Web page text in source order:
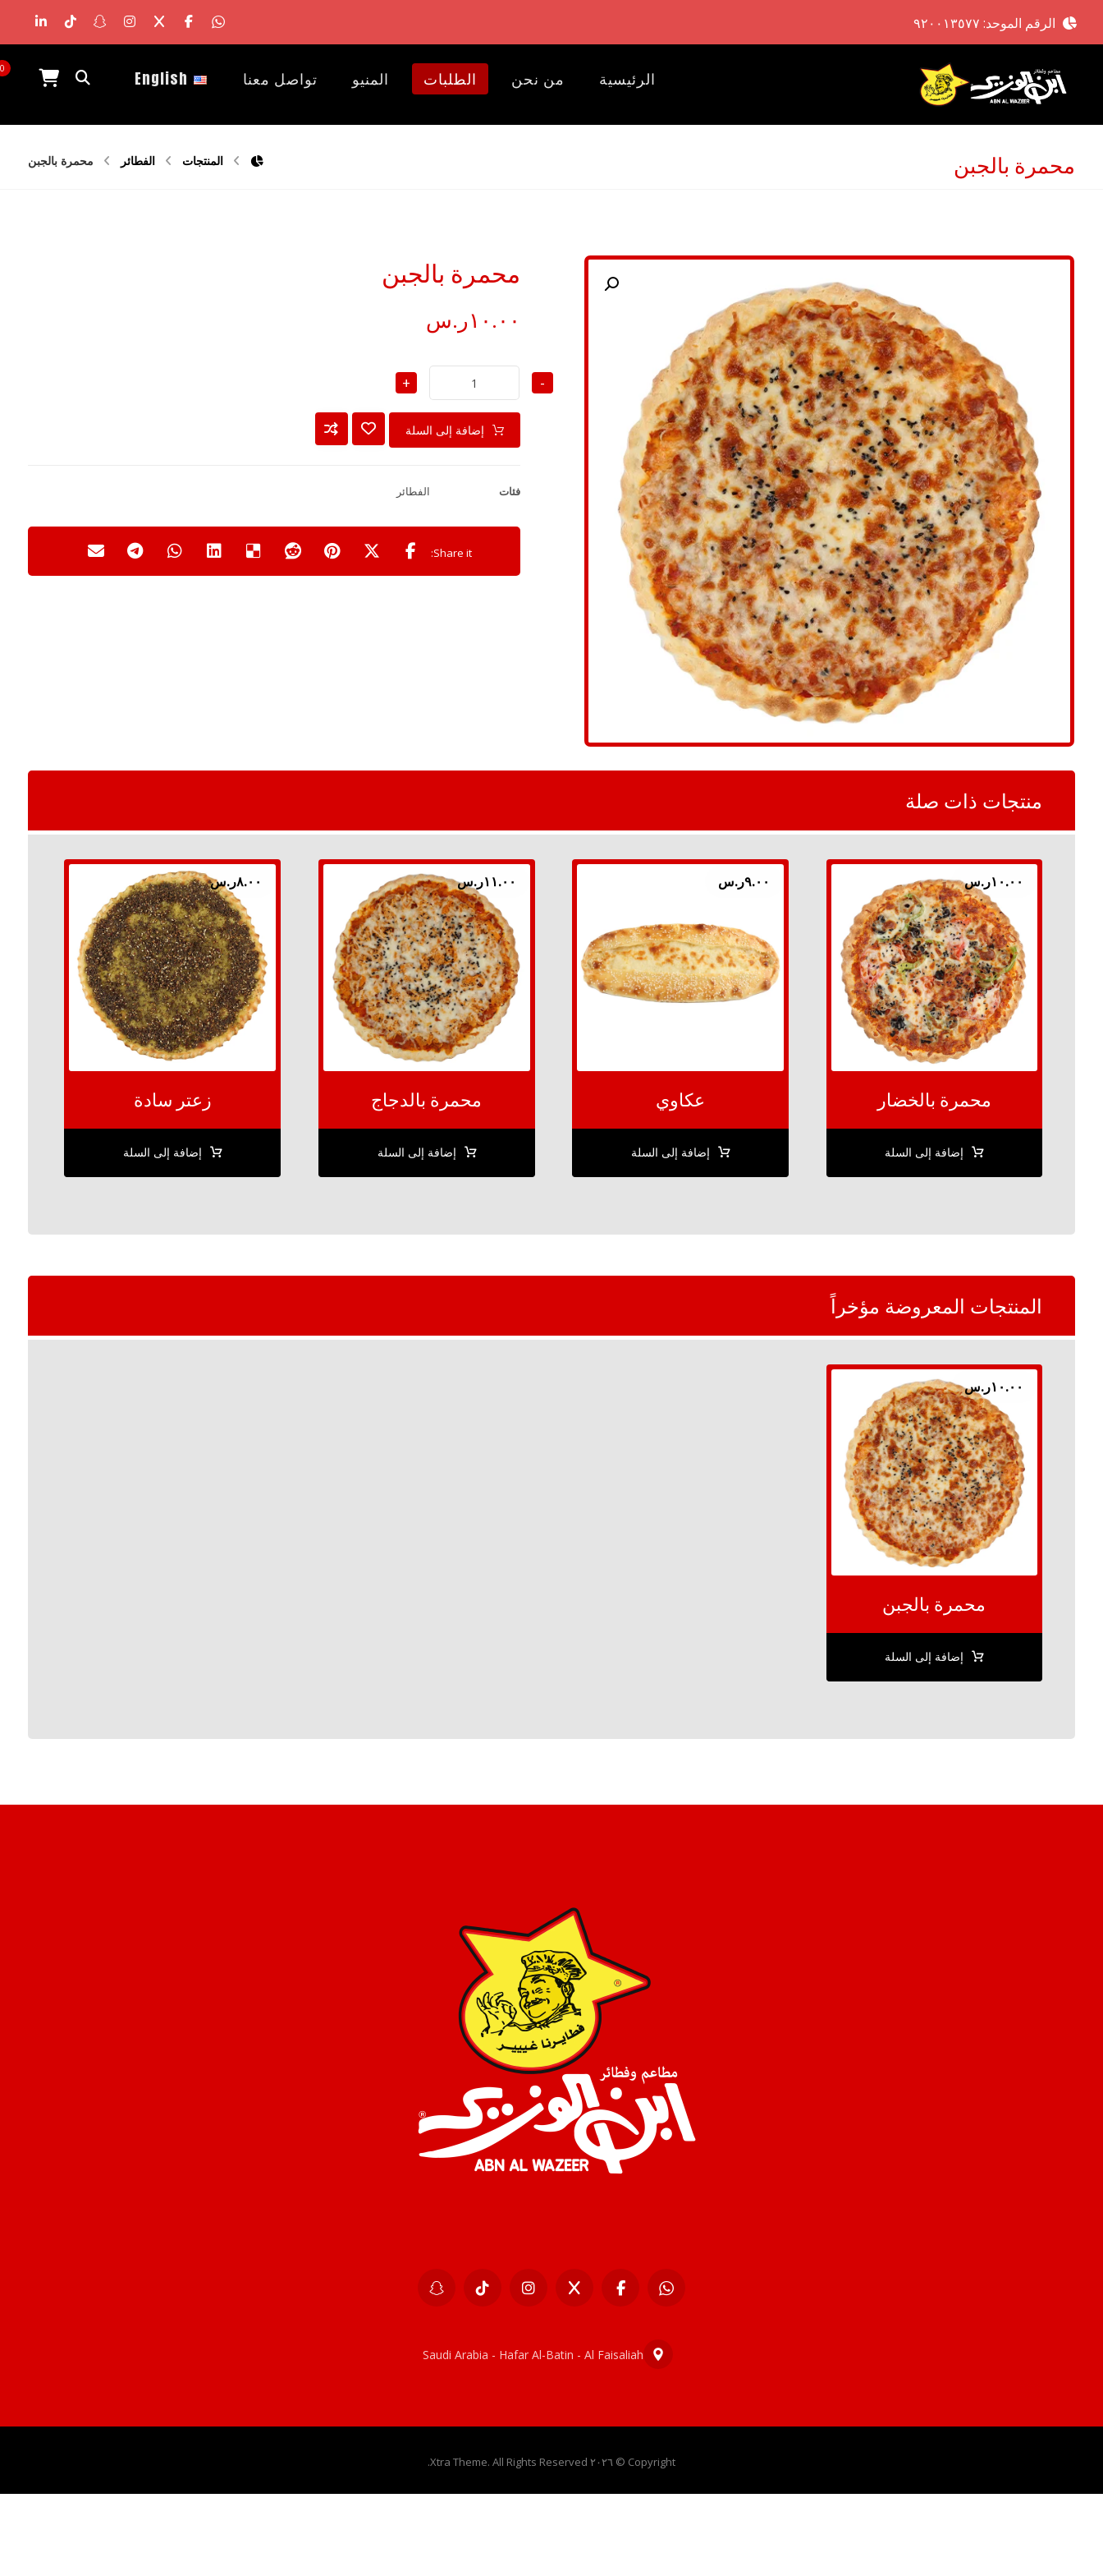
الرقم الموحد: ٩٢٠٠١٣٥٧٧
0 الرئيسية من نحن الطلبات المنيو تواصل معنا English
محمرة بالجبن المنتجات الفطائر محمرة بالجبن
محمرة بالجبن
١٠.٠٠ر.س
-
+
إضافة إلى السلة
فئات الفطائر
منتجات ذات صلة
محمرة بالخضار
١٠.٠٠ر.س
إضافة إلى السلة
عكاوي
٩.٠٠ر.س
إضافة إلى السلة
محمرة بالدجاج
١١.٠٠ر.س
إضافة إلى السلة
زعتر سادة
٨.٠٠ر.س
إضافة إلى السلة
المنتجات المعروضة مؤخراً
محمرة بالجبن
١٠.٠٠ر.س
إضافة إلى السلة
Saudi Arabia - Hafar Al-Batin - Al Faisaliah
Copyright © ٢٠٢٦ Xtra Theme. All Rights Reserved.